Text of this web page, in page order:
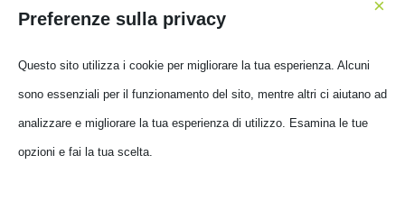
Preferenze sulla privacy
×
Questo sito utilizza i cookie per migliorare la tua esperienza. Alcuni
sono essenziali per il funzionamento del sito, mentre altri ci aiutano ad
analizzare e migliorare la tua esperienza di utilizzo. Esamina le tue
opzioni e fai la tua scelta.